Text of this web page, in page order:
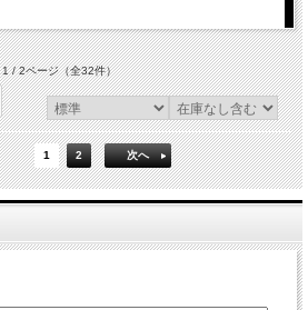
1 / 2ページ（全32件）
1 2 次へ